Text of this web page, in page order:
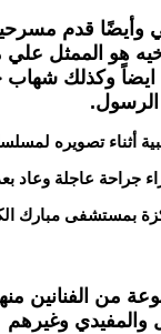
وأيضًا قدم
هو الممثل
ايضاً وكذلك شهاب
الرسول.
جراحة عاجلة وعاد
من الفنانين
والمفيدي وغيرهم